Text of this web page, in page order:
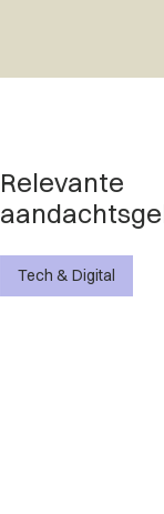
Relevante
Tech & Digital